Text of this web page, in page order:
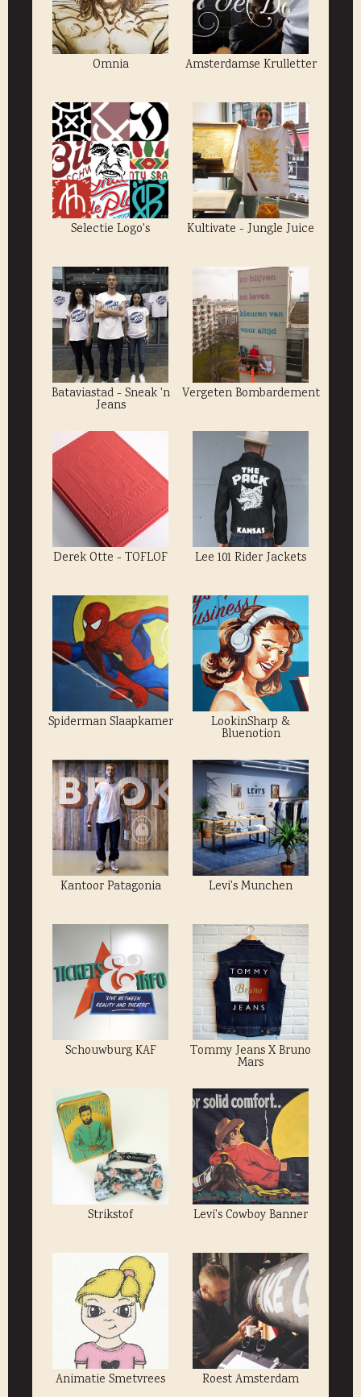
Omnia Amsterdamse Krulletter
Selectie Logo's Kultivate - Jungle Juice
Bataviastad - Sneak 'n
Jeans
Vergeten Bombardement
Derek Otte - TOFLOF Lee 101 Rider Jackets
Spiderman Slaapkamer LookinSharp &
Bluenotion
Kantoor Patagonia Levi's Munchen
Schouwburg KAF Tommy Jeans X Bruno
Mars
Strikstof Levi's Cowboy Banner
Animatie Smetvrees Roest Amsterdam